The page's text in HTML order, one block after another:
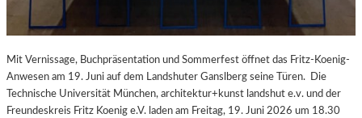
Mit Vernissage, Buchpräsentation und Sommerfest öffnet das Fritz-Koenig-
Anwesen am 19. Juni auf dem Landshuter Ganslberg seine Türen. Die
Technische Universität München, architektur+kunst landshut e.v. und der
Freundeskreis Fritz Koenig e.V. laden am Freitag, 19. Juni 2026 um 18.30